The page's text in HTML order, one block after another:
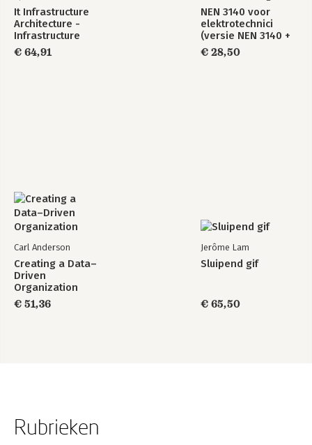
Glossary: #Durf te vragen
Literatuurlijst
It Infrastructure
Architecture -
Infrastructure
Building Blocks and
Concepts Third
€ 64,91
NEN 3140 voor
elektrotechnici
(versie NEN 3140 +
A3:2019)
€ 28,50
Carl Anderson
Creating a Data–
Driven
Organization
€ 51,36
Jerôme Lam
Sluipend gif
€ 65,50
Rubrieken